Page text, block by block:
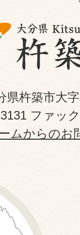
県杵築市大
ファッ
ムからのお